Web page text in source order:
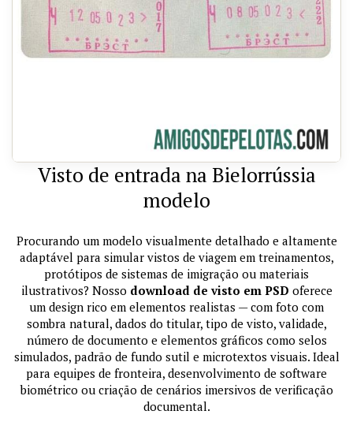
Visto de entrada na Bielorrússia
modelo
Procurando um modelo visualmente detalhado e altamente
adaptável para simular vistos de viagem em treinamentos,
protótipos de sistemas de imigração ou materiais
ilustrativos? Nosso download de visto em PSD oferece
um design rico em elementos realistas — com foto com
sombra natural, dados do titular, tipo de visto, validade,
número de documento e elementos gráficos como selos
simulados, padrão de fundo sutil e microtextos visuais. Ideal
para equipes de fronteira, desenvolvimento de software
biométrico ou criação de cenários imersivos de verificação
documental.